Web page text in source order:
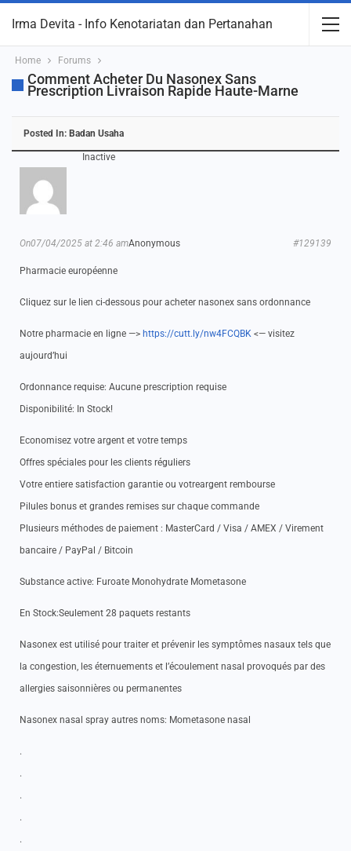
Irma Devita - Info Kenotariatan dan Pertanahan
Home Forums
Comment Acheter Du Nasonex Sans
Prescription Livraison Rapide Haute-Marne
Posted In: Badan Usaha
Inactive
Anonymous
On07/04/2025 at 2:46 am #129139
Pharmacie européenne
Cliquez sur le lien ci-dessous pour acheter nasonex sans ordonnance
Notre pharmacie en ligne —> https://cutt.ly/nw4FCQBK <— visitez
aujourd’hui
Ordonnance requise: Aucune prescription requise
Disponibilité: In Stock!
Economisez votre argent et votre temps
Offres spéciales pour les clients réguliers
Votre entiere satisfaction garantie ou votreargent rembourse
Pilules bonus et grandes remises sur chaque commande
Plusieurs méthodes de paiement : MasterCard / Visa / AMEX / Virement
bancaire / PayPal / Bitcoin
Substance active: Furoate Monohydrate Mometasone
En Stock:Seulement 28 paquets restants
Nasonex est utilisé pour traiter et prévenir les symptômes nasaux tels que
la congestion, les éternuements et l’écoulement nasal provoqués par des
allergies saisonnières ou permanentes
Nasonex nasal spray autres noms: Mometasone nasal
.
.
.
.
.